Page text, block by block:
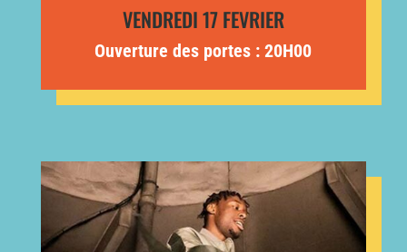
VENDREDI 17 FEVRIER
Ouverture des portes : 20H00